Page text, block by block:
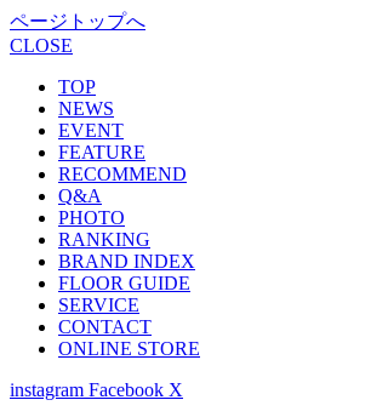
ページトップへ
CLOSE
TOP
NEWS
EVENT
FEATURE
RECOMMEND
Q&A
PHOTO
RANKING
BRAND INDEX
FLOOR GUIDE
SERVICE
CONTACT
ONLINE STORE
instagram Facebook X